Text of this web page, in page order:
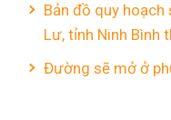
Bản đồ quy
Lư, tỉnh Ninh Bình
Đường sẽ mở ở